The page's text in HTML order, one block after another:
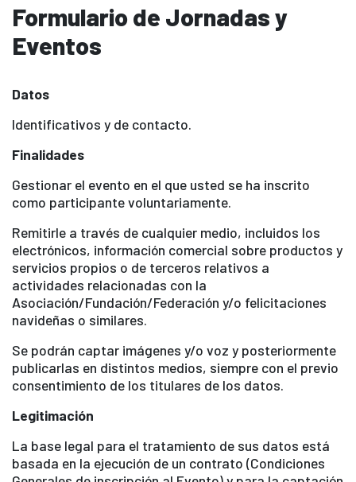
Formulario de Jornadas y
Eventos
Datos
Identificativos y de contacto.
Finalidades
Gestionar el evento en el que usted se ha inscrito
como participante voluntariamente.
Remitirle a través de cualquier medio, incluidos los
electrónicos, información comercial sobre productos y
servicios propios o de terceros relativos a
actividades relacionadas con la
Asociación/Fundación/Federación y/o felicitaciones
navideñas o similares.
Se podrán captar imágenes y/o voz y posteriormente
publicarlas en distintos medios, siempre con el previo
consentimiento de los titulares de los datos.
Legitimación
La base legal para el tratamiento de sus datos está
basada en la ejecución de un contrato (Condiciones